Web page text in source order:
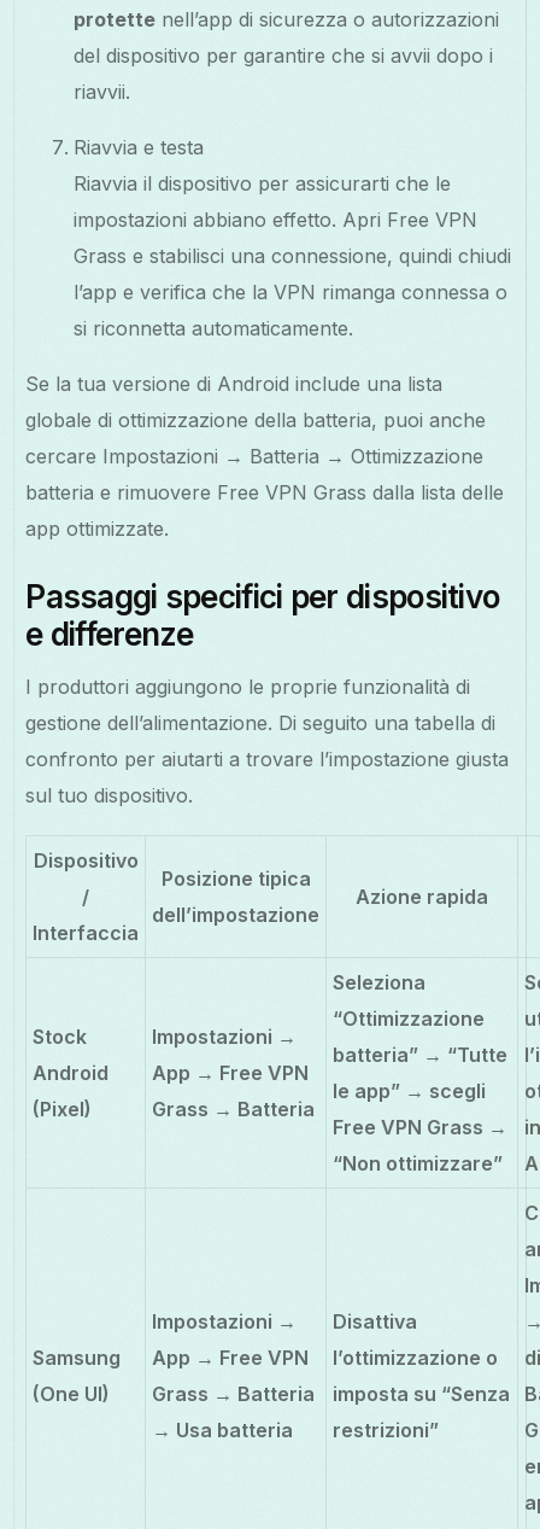
protette nell’app di sicurezza o autorizzazioni
del dispositivo per garantire che si avvii dopo i
riavvii.
Riavvia e testa
Riavvia il dispositivo per assicurarti che le
impostazioni abbiano effetto. Apri Free VPN
Grass e stabilisci una connessione, quindi chiudi
l’app e verifica che la VPN rimanga connessa o
si riconnetta automaticamente.
Se la tua versione di Android include una lista
globale di ottimizzazione della batteria, puoi anche
cercare Impostazioni → Batteria → Ottimizzazione
batteria e rimuovere Free VPN Grass dalla lista delle
app ottimizzate.
Passaggi specifici per dispositivo
e differenze
I produttori aggiungono le proprie funzionalità di
gestione dell’alimentazione. Di seguito una tabella di
confronto per aiutarti a trovare l’impostazione giusta
sul tuo dispositivo.
Dispositivo
/
Interfaccia
Posizione tipica
dell’impostazione
Azione rapida
Stock
Android
(Pixel)
Impostazioni →
App → Free VPN
Grass → Batteria
Seleziona
“Ottimizzazione
batteria” → “Tutte
le app” → scegli
Free VPN Grass →
“Non ottimizzare”
Samsung
(One UI)
Impostazioni →
App → Free VPN
Grass → Batteria
→ Usa batteria
Disattiva
l’ottimizzazione o
imposta su “Senza
restrizioni”